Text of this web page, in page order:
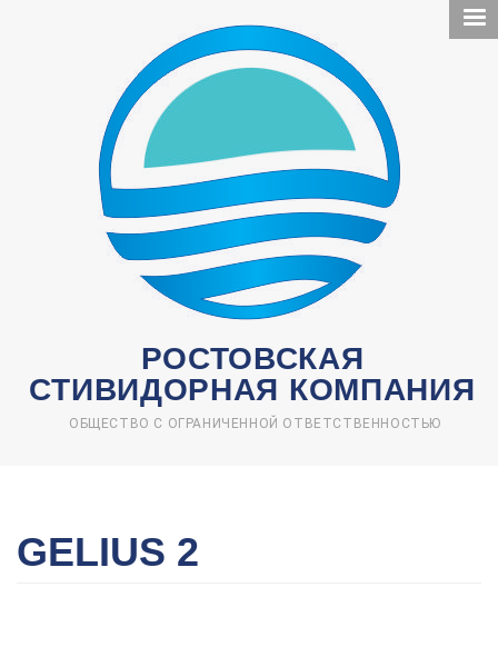
РОСТОВСКАЯ
СТИВИДОРНАЯ КОМПАНИЯ
ОБЩЕСТВО С ОГРАНИЧЕННОЙ ОТВЕТСТВЕННОСТЬЮ
GELIUS 2